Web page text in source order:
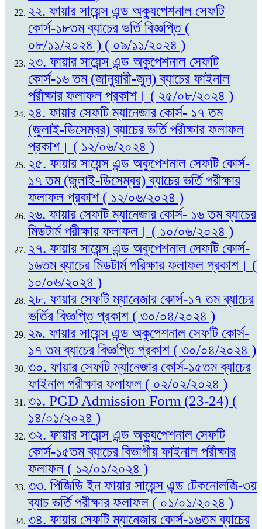
২২. ফায়ার সায়েন্স এন্ড অক্যুপেশনাল সেফটি
কোর্স-১৮তম ব্যাচের ভর্তি বিজ্ঞপ্তি (
০৮/১১/২০২৪ ) ( ০৯/১১/২০২৪ )
২৩. ফায়ার সায়েন্স এন্ড অকুপেশনাল সেফটি
কোর্স-১৬ তম (জানুয়ারী-জুন) ব্যাচের ফাইনাল
পরীক্ষার ফলাফল প্রকাশ। ( ২৫/০৮/২০২৪ )
২৪. ফায়ার সেফটি ম্যানেজার কোর্স- ১৭ তম
(জুলাই-ডিসেম্বর) ব্যাচের ভর্তি পরীক্ষার ফলাফল
প্রকাশ। ( ১২/০৬/২০২৪ )
২৫. ফায়ার সায়েন্স এন্ড অকুপেশনাল সেফটি কোর্স-
১৭ তম (জুলাই-ডিসেম্বর) ব্যাচের ভর্তি পরীক্ষার
ফলাফল প্রকাশ ( ১২/০৬/২০২৪ )
২৬. ফায়ার সেফটি ম্যানেজার কোর্স- ১৬ তম ব্যাচের
মিডটার্ম পরীক্ষার ফলাফল। ( ১০/০৬/২০২৪ )
২৭. ফায়ার সায়েন্স এন্ড অকুপেশনাল সেফটি কোর্স-
১৬তম ব্যাচের মিডটার্ম পরিক্ষার ফলাফল প্রকাশ। (
১০/০৬/২০২৪ )
২৮. ফায়ার সেফটি ম্যানেজার কোর্স-১৭ তম ব্যাচের
ভর্তির বিজ্ঞপ্তি প্রকাশ ( ৩০/০৪/২০২৪ )
২৯. ফায়ার সায়েন্স এন্ড অকুপেশনাল সেফটি কোর্স-
১৭ তম ব্যাচের বিজ্ঞপ্তি প্রকাশ ( ৩০/০৪/২০২৪ )
৩০. ফায়ার সেফটি ম্যানেজার কোর্স-১৫তম ব্যাচের
ফাইনাল পরীক্ষার ফলাফল ( ০২/০২/২০২৪ )
৩১. PGD Admission Form (23-24) (
১৪/০১/২০২৪ )
৩২. ফায়ার সায়েন্স এন্ড অক্যুপেশনাল সেফটি
কোর্স-১৫তম ব্যাচের বিভাগীয় ফাইনাল পরীক্ষার
ফলাফল ( ১২/০১/২০২৪ )
৩৩. পিজিডি ইন ফায়ার সায়েন্স এন্ড টেকনোলজি-৩য়
ব্যাচ ভর্তি পরীক্ষার ফলাফল ( ০১/০১/২০২৪ )
৩৪. ফায়ার সেফটি ম্যানেজার কোর্স-১৬তম ব্যাচের